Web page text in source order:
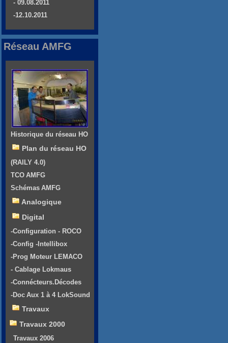
- 09.08.2011
-12.10.2011
Réseau AMFG
Historique du réseau HO
Plan du réseau HO
(RAILY 4.0)
TCO AMFG
Schémas AMFG
Analogique
Digital
-Configuration - ROCO
-Config -Intellibox
-Prog Moteur LEMACO
- Cablage Lokmaus
-Connécteurs.Décodes
-Doc Aux 1 à 4 LokSound
Travaux
Travaux 2000
Travaux 2006